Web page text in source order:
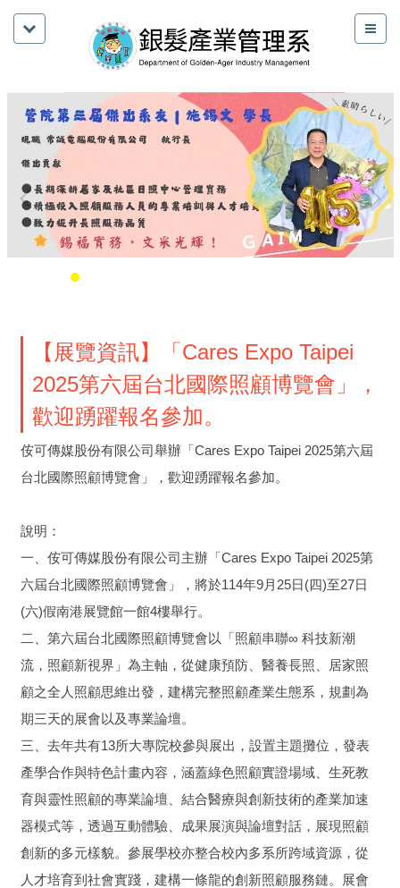
【展覽資訊】「Cares Expo Taipei
2025第六屆台北國際照顧博覽會」，
歡迎踴躍報名參加。
侒可傳媒股份有限公司舉辦「Cares Expo Taipei 2025第六屆
台北國際照顧博覽會」，歡迎踴躍報名參加。
說明：
一、侒可傳媒股份有限公司主辦「Cares Expo Taipei 2025第
六屆台北國際照顧博覽會」，將於114年9月25日(四)至27日
(六)假南港展覽館一館4樓舉行。
二、第六屆台北國際照顧博覽會以「照顧串聯∞ 科技新潮
流，照顧新視界」為主軸，從健康預防、醫養長照、居家照
顧之全人照顧思維出發，建構完整照顧產業生態系，規劃為
期三天的展會以及專業論壇。
三、去年共有13所大專院校參與展出，設置主題攤位，發表
產學合作與特色計畫內容，涵蓋綠色照顧實證場域、生死教
育與靈性照顧的專業論壇、結合醫療與創新技術的產業加速
器模式等，透過互動體驗、成果展演與論壇對話，展現照顧
創新的多元樣貌。參展學校亦整合校內多系所跨域資源，從
人才培育到社會實踐，建構一條龍的創新照顧服務鏈。展會